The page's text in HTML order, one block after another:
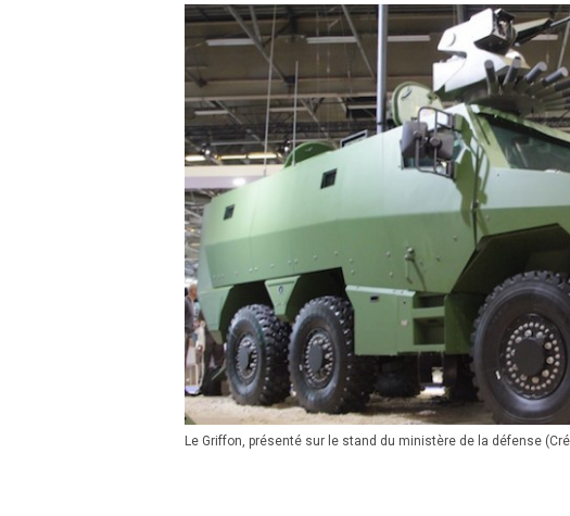
Le Griffon, présenté sur le stand du ministère de la défense